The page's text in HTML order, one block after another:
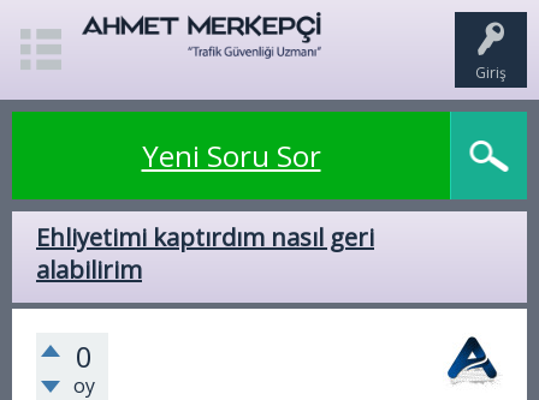
Giriş
Yeni Soru Sor
Ehliyetimi kaptırdım nasıl geri
alabilirim
0
oy